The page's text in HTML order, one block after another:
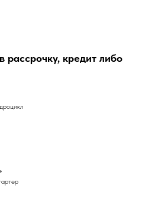
рассрочку, кредит либо